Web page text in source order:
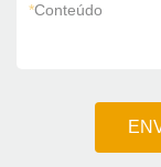
*Conteúdo